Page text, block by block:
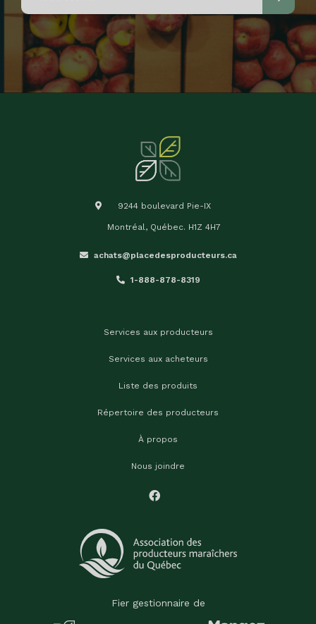
9244 boulevard Pie-IX
Montréal, Québec. H1Z 4H7
achats@placedesproducteurs.ca
1-888-878-8319
Services aux producteurs
Services aux acheteurs
Liste des produits
Répertoire des producteurs
À propos
Nous joindre
Fier gestionnaire de